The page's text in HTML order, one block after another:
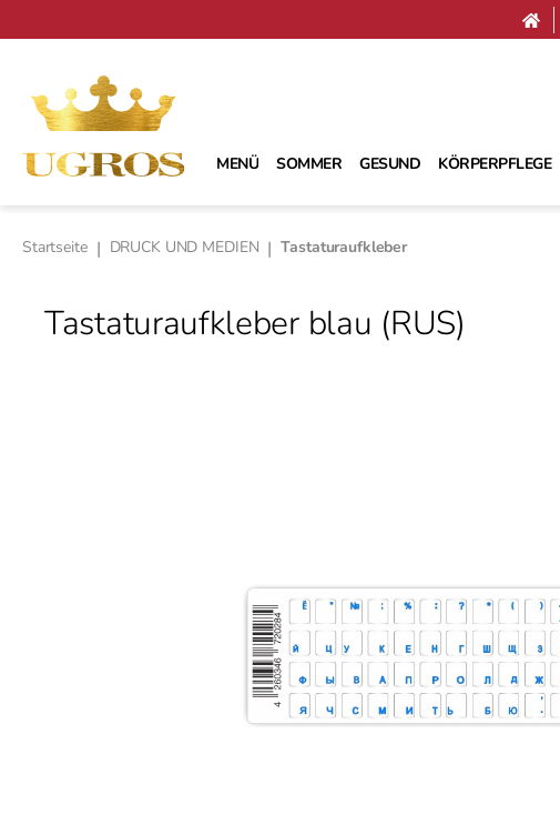
MENÜ SOMMER GESUND KÖRPERPFLEGE
Startseite | DRUCK UND MEDIEN | Tastaturaufkleber
Tastaturaufkleber blau (RUS)